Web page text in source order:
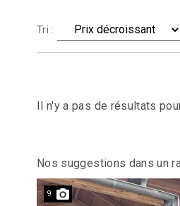
Tri :
Il n'y a pas de résultats
Nos suggestions dans un
9